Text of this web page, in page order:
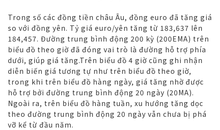
Trong số các đồng tiền châu Âu, đồng euro đã tăng giá
so với đồng yên. Tỷ giá euro/yên tăng từ 183,637 lên
184,457. Đường trung bình động 200 kỳ (200EMA) trên
biểu đồ theo giờ đã đóng vai trò là đường hỗ trợ phía
dưới, giúp giá tăng.Trên biểu đồ 4 giờ cũng ghi nhận
diễn biến giá tương tự như trên biểu đồ theo giờ,
trong khi trên biểu đồ hàng ngày, giá tăng nhờ được
hỗ trợ bởi đường trung bình động 20 ngày (20MA).
Ngoài ra, trên biểu đồ hàng tuần, xu hướng tăng dọc
theo đường trung bình động 20 ngày vẫn chưa bị phá
vỡ kể từ đầu năm.